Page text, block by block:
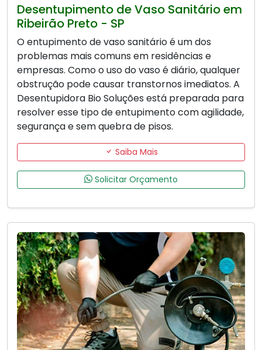
Desentupimento de Vaso Sanitário em
Ribeirão Preto - SP
O entupimento de vaso sanitário é um dos
problemas mais comuns em residências e
empresas. Como o uso do vaso é diário, qualquer
obstrução pode causar transtornos imediatos. A
Desentupidora Bio Soluções está preparada para
resolver esse tipo de entupimento com agilidade,
segurança e sem quebra de pisos.
Saiba Mais
Solicitar Orçamento